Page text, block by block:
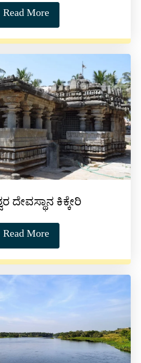
Read More
ದೇವಸ್ಥಾನ ಕಿಕ್ಕೇರಿ
Read More